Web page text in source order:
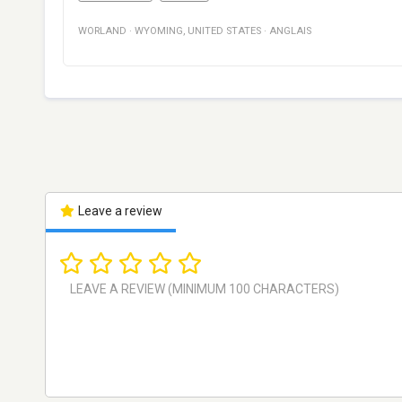
WORLAND · WYOMING, UNITED STATES · ANGLAIS
Leave a review